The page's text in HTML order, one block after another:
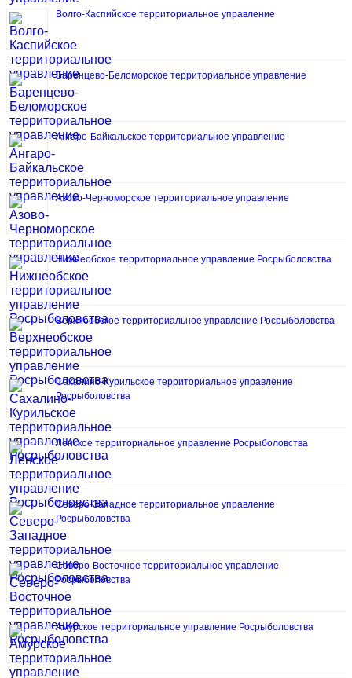
Волго-Каспийское территориальное управление
Баренцево-Беломорское территориальное управление
Ангаро-Байкальское территориальное управление
Азово-Черноморское территориальное управление
Нижнеобское территориальное управление Росрыболовства
Верхнеобское территориальное управление Росрыболовства
Сахалино-Курильское территориальное управление
Росрыболовства
Ленское территориальное управление Росрыболовства
Северо-Западное территориальное управление
Росрыболовства
Северо-Восточное территориальное управление
Росрыболовства
Амурское территориальное управление Росрыболовства